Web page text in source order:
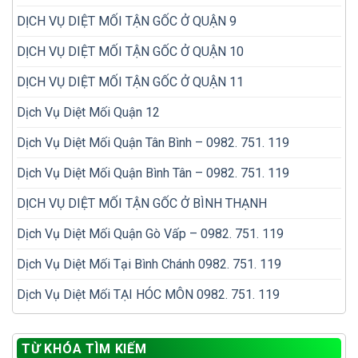
DỊCH VỤ DIỆT MỐI TẬN GỐC Ở QUẬN 9
DỊCH VỤ DIỆT MỐI TẬN GỐC Ở QUẬN 10
DỊCH VỤ DIỆT MỐI TẬN GỐC Ở QUẬN 11
Dịch Vụ Diệt Mối Quận 12
Dịch Vụ Diệt Mối Quận Tân Bình – 0982. 751. 119
Dịch Vụ Diệt Mối Quận Bình Tân – 0982. 751. 119
DỊCH VỤ DIỆT MỐI TẬN GỐC Ở BÌNH THẠNH
Dịch Vụ Diệt Mối Quận Gò Vấp – 0982. 751. 119
Dịch Vụ Diệt Mối Tại Bình Chánh 0982. 751. 119
Dịch Vụ Diệt Mối TẠI HÓC MÔN 0982. 751. 119
TỪ KHÓA TÌM KIẾM